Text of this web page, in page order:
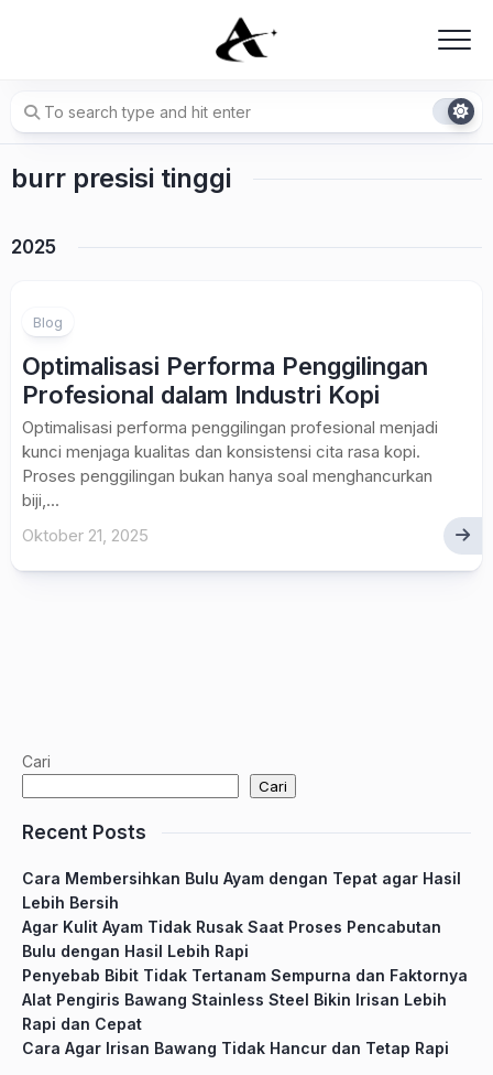
burr presisi tinggi
2025
Blog
Optimalisasi Performa Penggilingan
Profesional dalam Industri Kopi
Optimalisasi performa penggilingan profesional menjadi
kunci menjaga kualitas dan konsistensi cita rasa kopi.
Proses penggilingan bukan hanya soal menghancurkan
biji,...
Oktober 21, 2025
Cari
Cari
Recent Posts
Cara Membersihkan Bulu Ayam dengan Tepat agar Hasil
Lebih Bersih
Agar Kulit Ayam Tidak Rusak Saat Proses Pencabutan
Bulu dengan Hasil Lebih Rapi
Penyebab Bibit Tidak Tertanam Sempurna dan Faktornya
Alat Pengiris Bawang Stainless Steel Bikin Irisan Lebih
Rapi dan Cepat
Cara Agar Irisan Bawang Tidak Hancur dan Tetap Rapi